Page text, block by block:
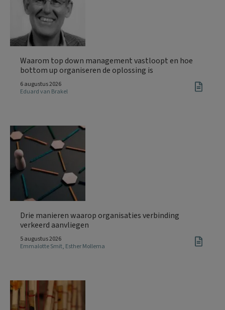
Waarom top down management vastloopt en hoe
bottom up organiseren de oplossing is
6 augustus 2026
Eduard van Brakel
Drie manieren waarop organisaties verbinding
verkeerd aanvliegen
5 augustus 2026
Emmalotte Smit, Esther Mollema